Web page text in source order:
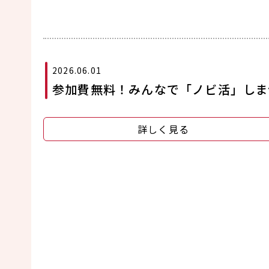
2026.06.01
参加費無料！みんなで「ノビ活」し
詳しく見る